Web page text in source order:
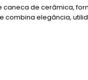
de cerâmica,
elegância,